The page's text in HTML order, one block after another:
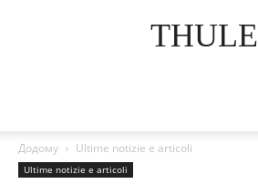
THULE
Додому Ultime notizie e articoli
Ultime notizie e articoli